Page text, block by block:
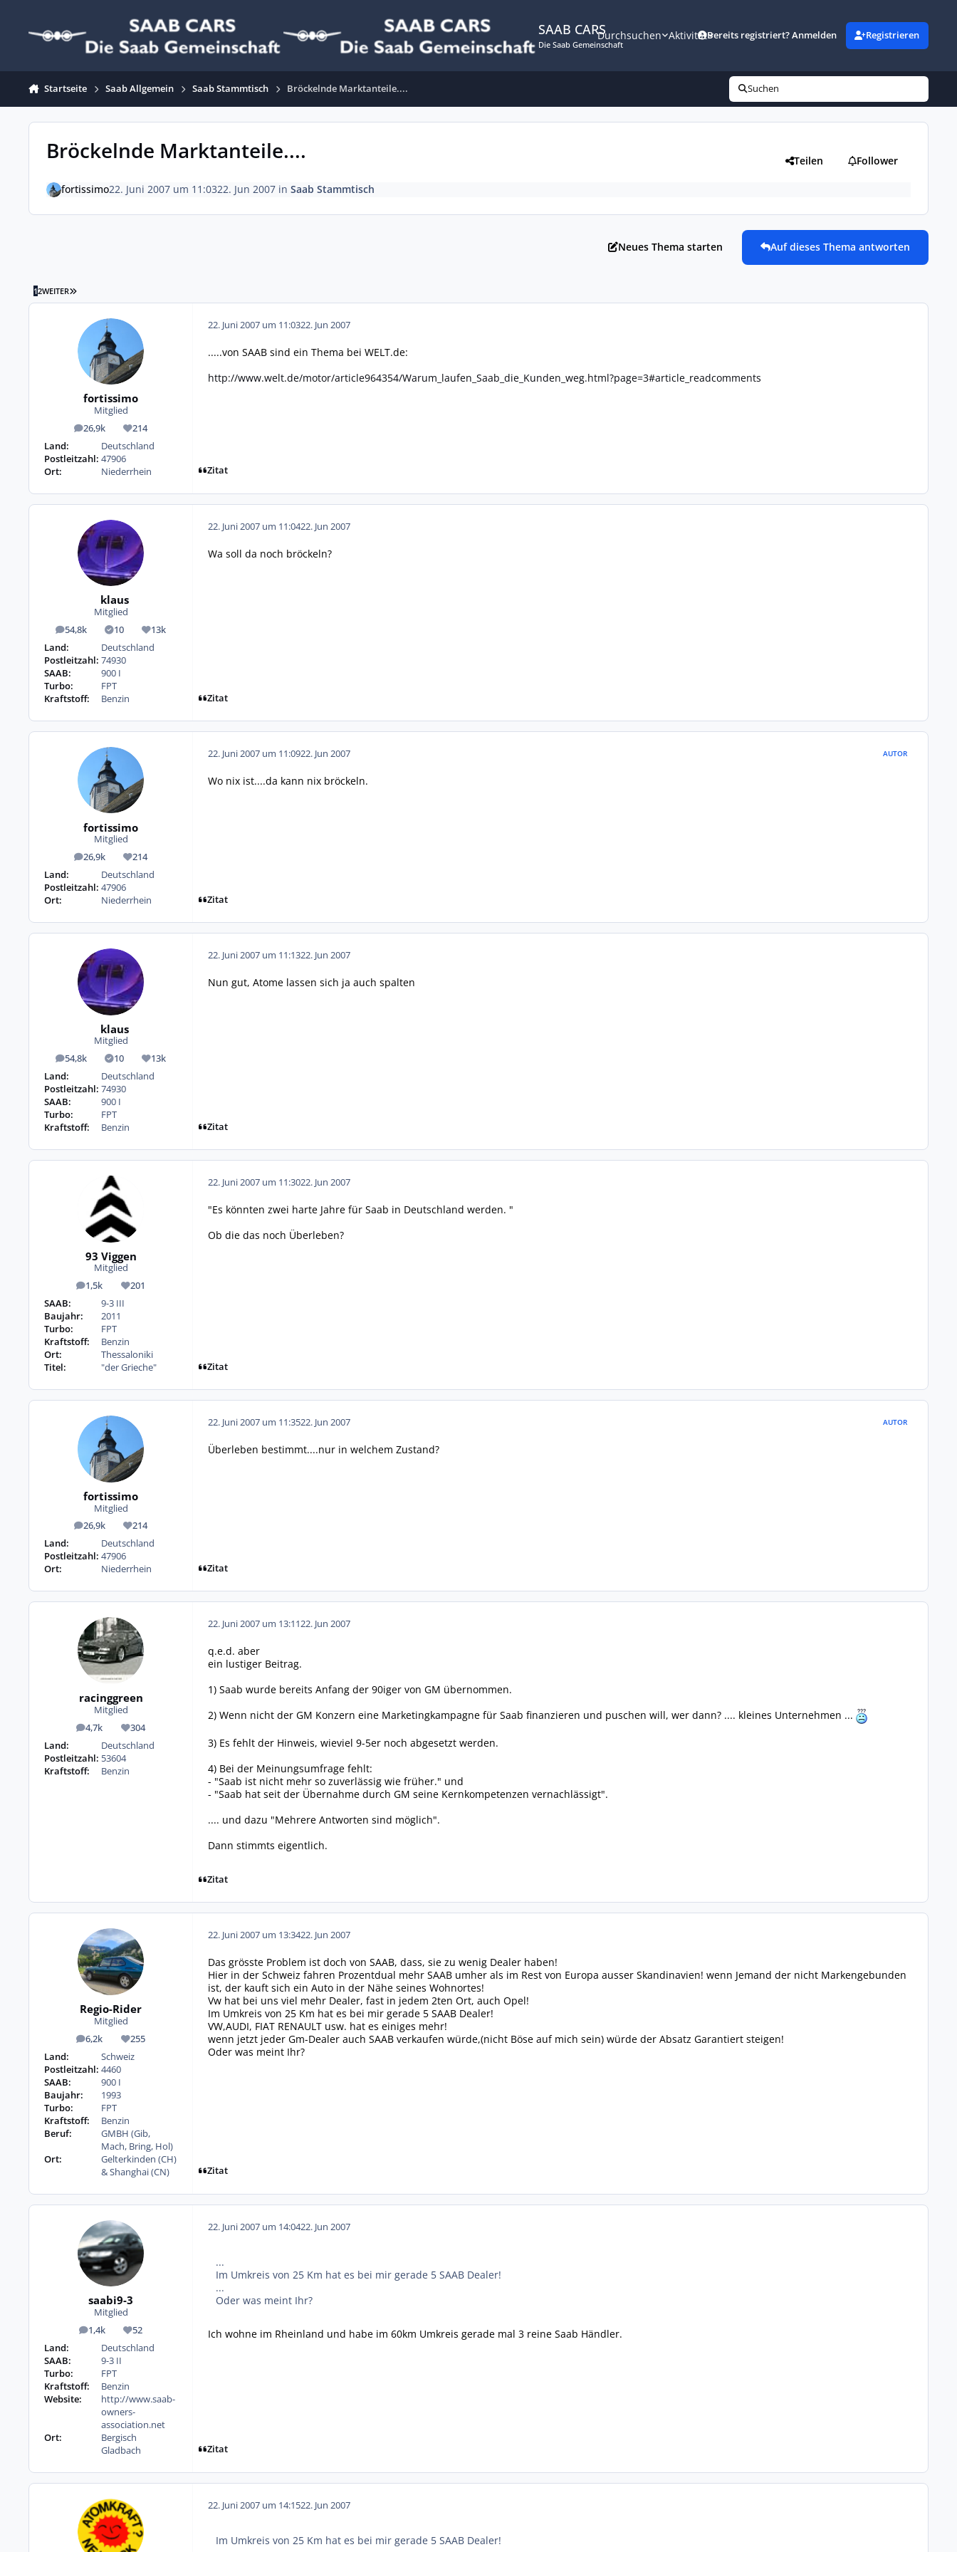
SAAB CARS
Die Saab Gemeinschaft
Durchsuchen AktivitätBereits registriert? Anmelden Registrieren
Startseite Saab Allgemein Saab Stammtisch Bröckelnde Marktanteile.... Suchen
Bröckelnde Marktanteile.... Teilen Follower
fortissimo22. Juni 2007 um 11:0322. Jun 2007in Saab Stammtisch
Neues Thema starten Auf dieses Thema antworten
12WEITER LETZTE SEITE
fortissimo
Mitglied
26,9k
Beiträge 214
Reputation
Land:
Deutschland
Postleitzahl: 47906
Ort:
Niederrhein
22. Juni 2007 um 11:0322. Jun 2007
.....von SAAB sind ein Thema bei WELT.de:
http://www.welt.de/motor/article964354/Warum_laufen_Saab_die_Kunden_weg.html?page=3#article_readcomments
Zitat
klaus
Mitglied
54,8k
Beiträge 10
Lösungen13k
Reputation
Land:
Deutschland
Postleitzahl: 74930
SAAB:
900 I
Turbo:
FPT
Kraftstoff:
Benzin
22. Juni 2007 um 11:0422. Jun 2007
Wa soll da noch bröckeln?
Zitat
fortissimo
Mitglied
26,9k
Beiträge 214
Reputation
Land:
Deutschland
Postleitzahl: 47906
Ort:
Niederrhein
22. Juni 2007 um 11:0922. Jun 2007 AUTOR
Wo nix ist....da kann nix bröckeln.
Zitat
klaus
Mitglied
54,8k
Beiträge 10
Lösungen13k
Reputation
Land:
Deutschland
Postleitzahl: 74930
SAAB:
900 I
Turbo:
FPT
Kraftstoff:
Benzin
22. Juni 2007 um 11:1322. Jun 2007
Nun gut, Atome lassen sich ja auch spalten
Zitat
93 Viggen
Mitglied
1,5k
Beiträge 201
Reputation
SAAB:
9-3 III
Baujahr:
2011
Turbo:
FPT
Kraftstoff:
Benzin
Ort:
Thessaloniki
Titel:
"der Grieche"
22. Juni 2007 um 11:3022. Jun 2007
"Es könnten zwei harte Jahre für Saab in Deutschland werden. "
Ob die das noch Überleben?
Zitat
fortissimo
Mitglied
26,9k
Beiträge 214
Reputation
Land:
Deutschland
Postleitzahl: 47906
Ort:
Niederrhein
22. Juni 2007 um 11:3522. Jun 2007 AUTOR
Überleben bestimmt....nur in welchem Zustand?
Zitat
racinggreen
Mitglied
4,7k
Beiträge 304
Reputation
Land:
Deutschland
Postleitzahl: 53604
Kraftstoff:
Benzin
22. Juni 2007 um 13:1122. Jun 2007
q.e.d. aber
ein lustiger Beitrag.
1) Saab wurde bereits Anfang der 90iger von GM übernommen.
2) Wenn nicht der GM Konzern eine Marketingkampagne für Saab finanzieren und puschen will, wer dann? .... kleines Unternehmen ...
3) Es fehlt der Hinweis, wieviel 9-5er noch abgesetzt werden.
4) Bei der Meinungsumfrage fehlt:
- "Saab ist nicht mehr so zuverlässig wie früher." und
- "Saab hat seit der Übernahme durch GM seine Kernkompetenzen vernachlässigt".
.... und dazu "Mehrere Antworten sind möglich".
Dann stimmts eigentlich.
Zitat
Regio-Rider
Mitglied
6,2k
Beiträge 255
Reputation
Land:
Schweiz
Postleitzahl: 4460
SAAB:
900 I
Baujahr:
1993
Turbo:
FPT
Kraftstoff:
Benzin
Beruf:
GMBH (Gib,
Mach, Bring, Hol)
Ort:
Gelterkinden (CH)
& Shanghai (CN)
22. Juni 2007 um 13:3422. Jun 2007
Das grösste Problem ist doch von SAAB, dass, sie zu wenig Dealer haben!
Hier in der Schweiz fahren Prozentdual mehr SAAB umher als im Rest von Europa ausser Skandinavien! wenn Jemand der nicht Markengebunden
ist, der kauft sich ein Auto in der Nähe seines Wohnortes!
Vw hat bei uns viel mehr Dealer, fast in jedem 2ten Ort, auch Opel!
Im Umkreis von 25 Km hat es bei mir gerade 5 SAAB Dealer!
VW,AUDI, FIAT RENAULT usw. hat es einiges mehr!
wenn jetzt jeder Gm-Dealer auch SAAB verkaufen würde,(nicht Böse auf mich sein) würde der Absatz Garantiert steigen!
Oder was meint Ihr?
Zitat
saabi9-3
Mitglied
1,4k
Beiträge 52
Reputation
Land:
Deutschland
SAAB:
9-3 II
Turbo:
FPT
Kraftstoff:
Benzin
Website:
http://www.saab-
owners-
association.net
Ort:
Bergisch
Gladbach
22. Juni 2007 um 14:0422. Jun 2007
...
Im Umkreis von 25 Km hat es bei mir gerade 5 SAAB Dealer!
...
Oder was meint Ihr?
Ich wohne im Rheinland und habe im 60km Umkreis gerade mal 3 reine Saab Händler.
Zitat
22. Juni 2007 um 14:1522. Jun 2007
Im Umkreis von 25 Km hat es bei mir gerade 5 SAAB Dealer!